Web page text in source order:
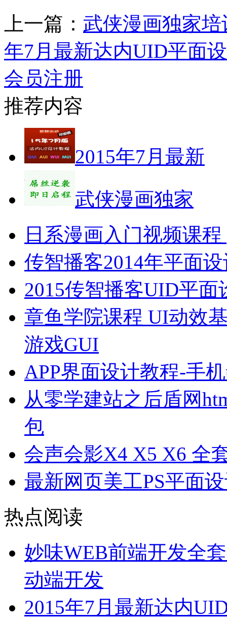
上一篇： 武侠漫画独家
年7月最新达内UID平面
会员注册
推荐内容
2015年7月最新
武侠漫画独家
日系漫画入门视频课
传智播客2014年平面
2015传智播客UID平
章鱼学院课程 UI动效
游戏GUI
APP界面设计教程-手
从零学建站之后盾网
包
会声会影X4 X5 X6 全
最新网页美工PS平面
热点阅读
妙味WEB前端开发全
动端开发
2015年7月最新达内